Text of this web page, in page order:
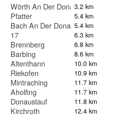
Wörth An Der Donau3.2 km
Pfatter 5.4 km
Bach An Der Donau5.4 km
17 6.3 km
Brennberg 6.8 km
Barbing 8.6 km
Altenthann 10.0 km
Riekofen 10.9 km
Mintraching 11.7 km
Aholfing 11.7 km
Donaustauf 11.8 km
Kirchroth 12.4 km